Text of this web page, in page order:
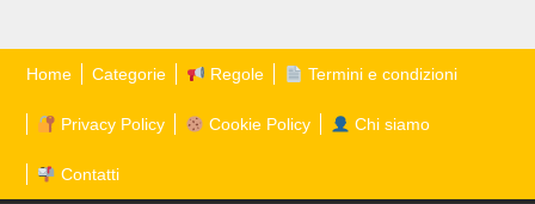
Home Categorie Regole Termini e condizioni
Privacy Policy Cookie Policy Chi siamo
Contatti